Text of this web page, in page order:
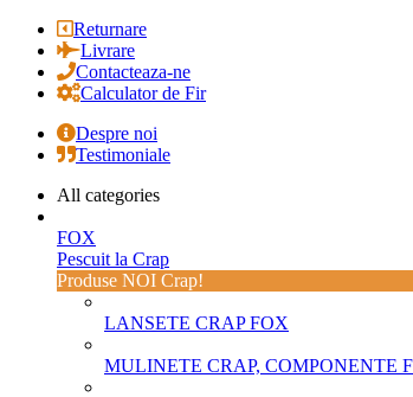
Returnare
Livrare
Contacteaza-ne
Calculator de Fir
Despre noi
Testimoniale
All categories
FOX
Pescuit la Crap
Produse NOI Crap!
LANSETE CRAP FOX
MULINETE CRAP, COMPONENTE